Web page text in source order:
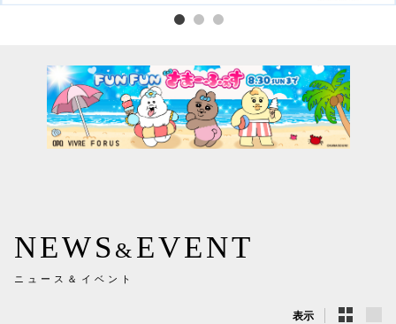
NEWS & EVENT
ニュース＆イベント
表示
ソーシャル